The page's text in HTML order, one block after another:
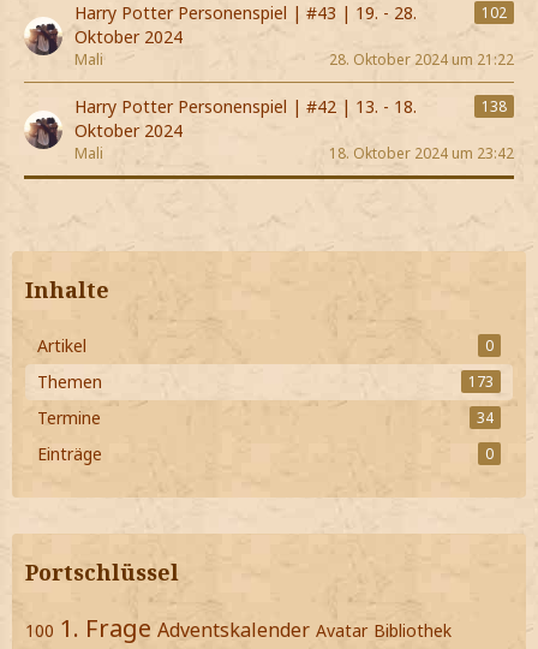
Harry Potter Personenspiel | #43 | 19. - 28.
Oktober 2024
102
Mali 28. Oktober 2024 um 21:22
Harry Potter Personenspiel | #42 | 13. - 18.
Oktober 2024
138
Mali 18. Oktober 2024 um 23:42
Inhalte
Artikel 0
Themen 173
Termine 34
Einträge 0
Portschlüssel
100 1. Frage Adventskalender Avatar Bibliothek